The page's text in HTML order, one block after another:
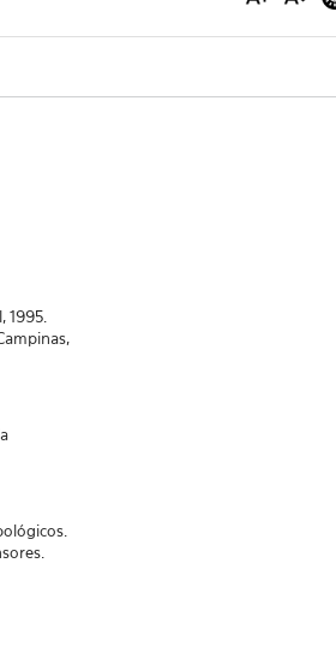
1995.